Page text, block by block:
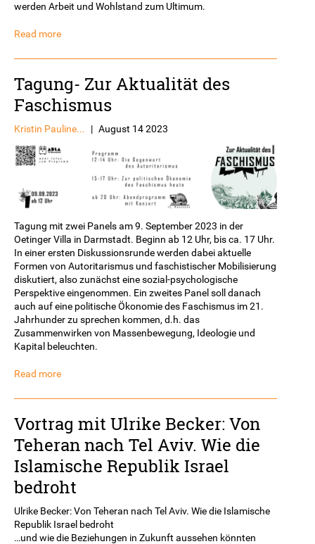
werden Arbeit und Wohlstand zum Ultimum.
Read more
Tagung- Zur Aktualität des
Faschismus
Kristin Pauline... | August 14 2023
Tagung mit zwei Panels am 9. September 2023 in der
Oetinger Villa in Darmstadt. Beginn ab 12 Uhr, bis ca. 17 Uhr.
In einer ersten Diskussionsrunde werden dabei aktuelle
Formen von Autoritarismus und faschistischer Mobilisierung
diskutiert, also zunächst eine sozial-psychologische
Perspektive eingenommen. Ein zweites Panel soll danach
auch auf eine politische Ökonomie des Faschismus im 21.
Jahrhunder zu sprechen kommen, d.h. das
Zusammenwirken von Massenbewegung, Ideologie und
Kapital beleuchten.
Read more
Vortrag mit Ulrike Becker: Von
Teheran nach Tel Aviv. Wie die
Islamische Republik Israel
bedroht
Ulrike Becker: Von Teheran nach Tel Aviv. Wie die Islamische
Republik Israel bedroht
…und wie die Beziehungen in Zukunft aussehen könnten